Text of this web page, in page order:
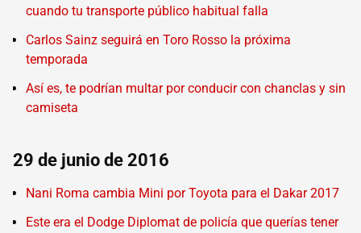
cuando tu transporte público habitual falla
Carlos Sainz seguirá en Toro Rosso la próxima
temporada
Así es, te podrían multar por conducir con chanclas y sin
camiseta
29 de junio de 2016
Nani Roma cambia Mini por Toyota para el Dakar 2017
Este era el Dodge Diplomat de policía que querías tener